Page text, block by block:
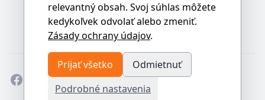
FacebookInstagram
TwitterGitHubDribbble
relevantný obsah. Svoj súhlas môžete
kedykoľvek odvolať alebo zmeniť.
Zásady ochrany údajov.
Prijať všetko
Odmietnuť
Podrobné nastavenia